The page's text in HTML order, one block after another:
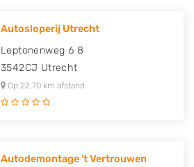
Autosloperij Utrecht
Leptonenweg 6 8
3542CJ Utrecht
Op 22,70 km afstand
Autodemontage 't Vertrouwen